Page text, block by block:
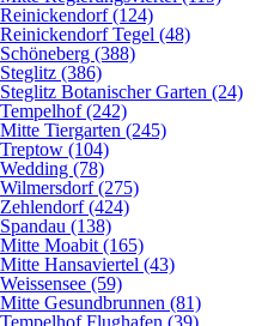
Reinickendorf (124)
Reinickendorf Tegel (48)
Schöneberg (388)
Steglitz (386)
Steglitz Botanischer Garten (24)
Tempelhof (242)
Mitte Tiergarten (245)
Treptow (104)
Wedding (78)
Wilmersdorf (275)
Zehlendorf (424)
Spandau (138)
Mitte Moabit (165)
Mitte Hansaviertel (43)
Weissensee (59)
Mitte Gesundbrunnen (81)
Tempelhof Flughafen (39)